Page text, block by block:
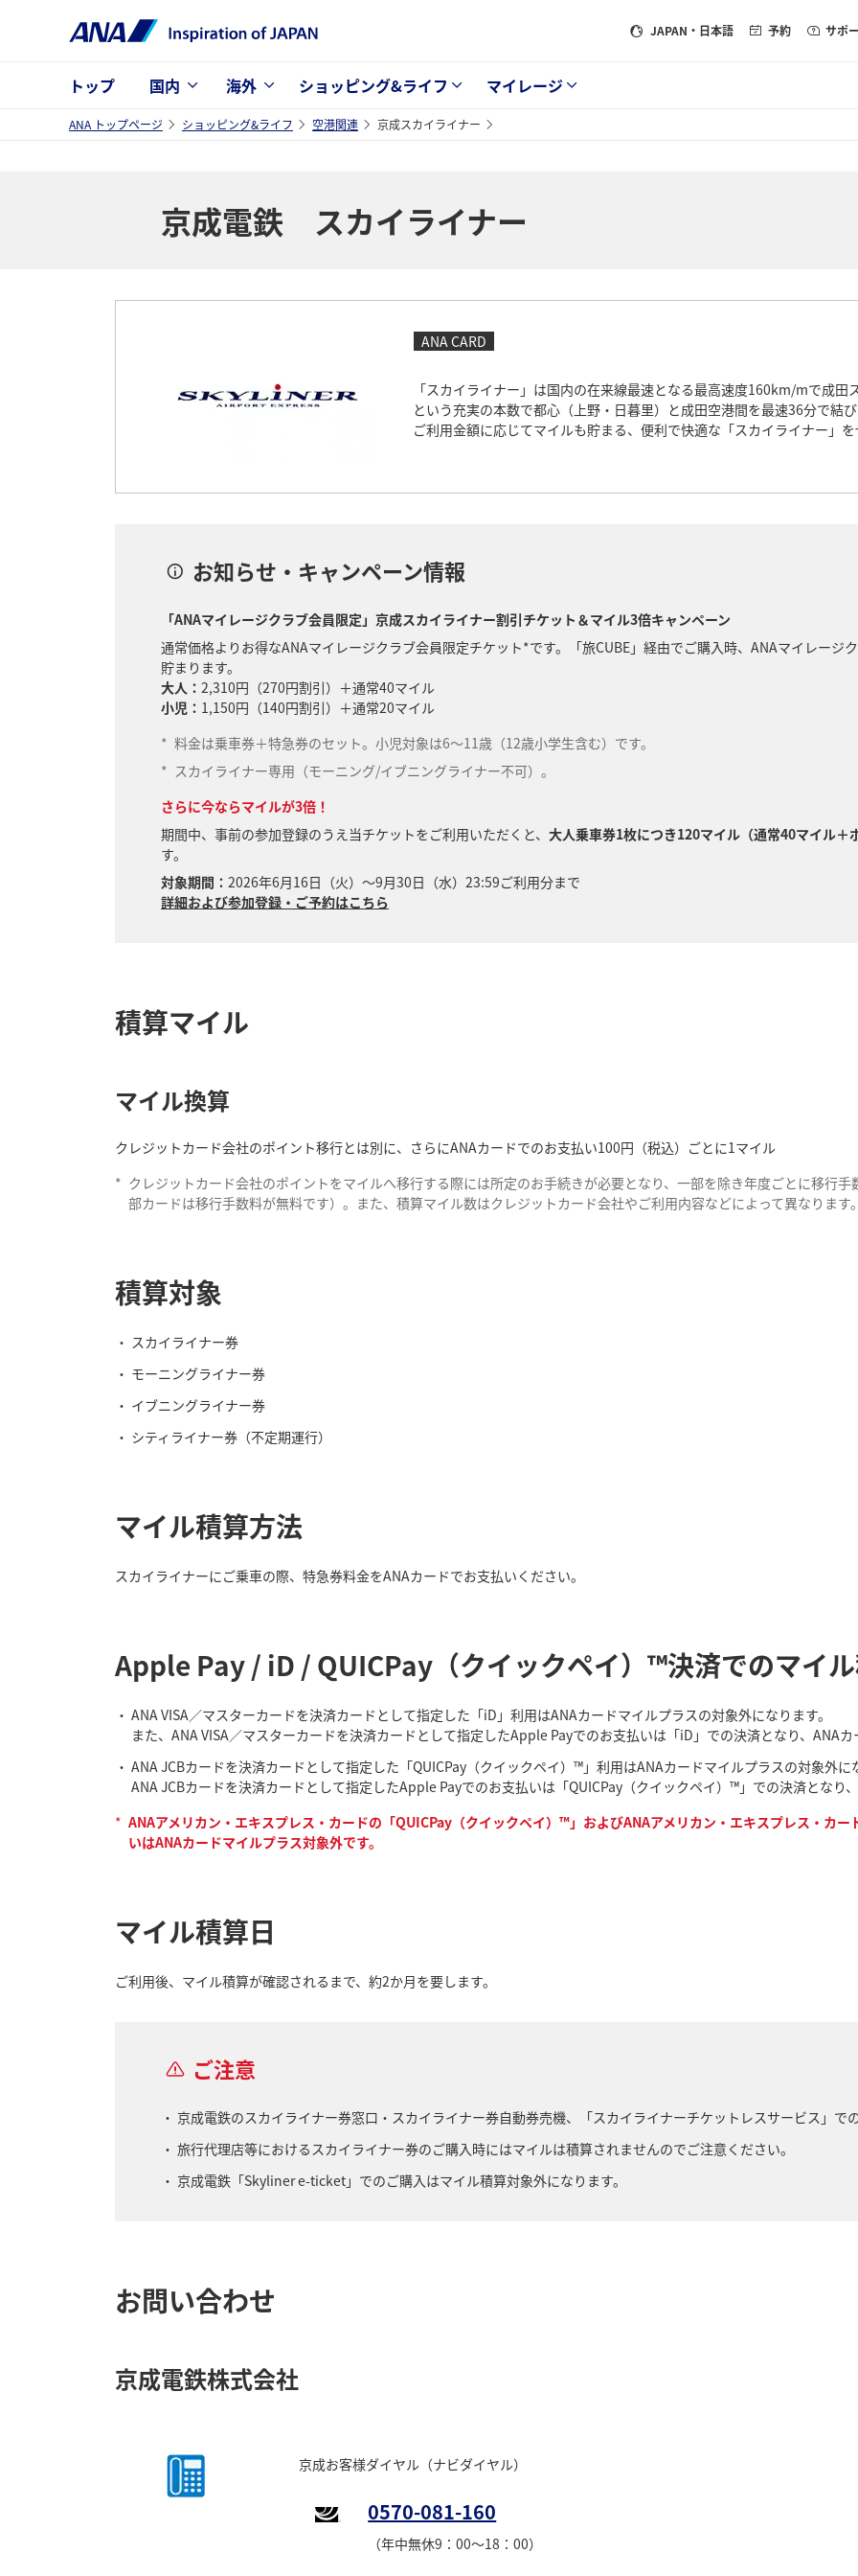
JAPAN ・日本語 予約 サポ
トップ 国内 海外 ショッピング&ライフ マイレージ
ANA トップページ ショッピング&ライフ 空港関連 京成スカイライナー
京成電鉄 スカイライナー
ANA CARD
「スカイライナー」は国内の在来線最速となる最高速度160km/mで成
という充実の本数で都心（上野・日暮里）と成田空港間を最速36分で結
ご利用金額に応じてマイルも貯まる、便利で快適な「スカイライナー」
お知らせ・キャンペーン情報
「ANAマイレージクラブ会員限定」京成スカイライナー割引チケット＆マイル3倍キャンペーン
通常価格よりお得なANAマイレージクラブ会員限定チケット*です。「旅CUBE」経由でご購入時、ANAマイレージ
貯まります。
大人： 2,310円（270円割引）＋通常40マイル
小児： 1,150円（140円割引）＋通常20マイル
* 料金は乗車券＋特急券のセット。小児対象は6～11歳（12歳小学生含む）です。
* スカイライナー専用（モーニング/イブニングライナー不可）。
さらに今ならマイルが3倍！
期間中、事前の参加登録のうえ当チケットをご利用いただくと、 大人乗車券1枚につき120マイル（通常40マイル＋
す。
対象期間： 2026年6月16日（火）～9月30日（水）23:59ご利用分まで
詳細および参加登録・ご予約はこちら
積算マイル
マイル換算
クレジットカード会社のポイント移行とは別に、さらにANAカードでのお支払い100円（税込）ごとに1マイル
* クレジットカード会社のポイントをマイルへ移行する際には所定のお手続きが必要となり、一部を除き年度ごとに移行
部カードは移行手数料が無料です）。また、積算マイル数はクレジットカード会社やご利用内容などによって異なります
積算対象
スカイライナー券
モーニングライナー券
イブニングライナー券
シティライナー券（不定期運行）
マイル積算方法
スカイライナーにご乗車の際、特急券料金をANAカードでお支払いください。
Apple Pay / iD / QUICPay（クイックペイ）™決済でのマイ
ANA VISA／マスターカードを決済カードとして指定した「iD」利用はANAカードマイルプラスの対象外になります。
また、ANA VISA／マスターカードを決済カードとして指定したApple Payでのお支払いは「iD」での決済となり、ANA
ANA JCBカードを決済カードとして指定した「QUICPay（クイックペイ）™」利用はANAカードマイルプラスの対象外に
ANA JCBカードを決済カードとして指定したApple Payでのお支払いは「QUICPay（クイックペイ）™」での決済となり
* ANAアメリカン・エキスプレス・カードの「QUICPay（クイックペイ）™」およびANAアメリカン・エキスプレス・カ
いはANAカードマイルプラス対象外です。
マイル積算日
ご利用後、マイル積算が確認されるまで、約2か月を要します。
ご注意
京成電鉄のスカイライナー券窓口・スカイライナー券自動券売機、「スカイライナーチケットレスサービス」で
旅行代理店等におけるスカイライナー券のご購入時にはマイルは積算されませんのでご注意ください。
京成電鉄「Skyliner e-ticket」でのご購入はマイル積算対象外になります。
お問い合わせ
京成電鉄株式会社
京成お客様ダイヤル（ナビダイヤル）
0570-081-160
（年中無休9：00～18：00）